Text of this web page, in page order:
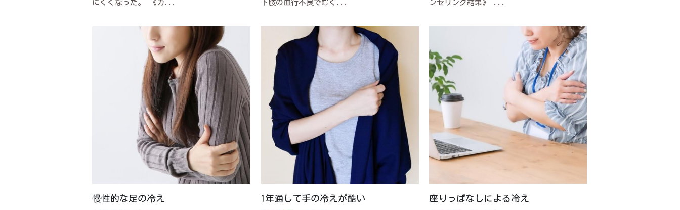
にくくなった。 《カ...
下肢の血行不良でむく...
ンセリング結果》 ...
慢性的な足の冷え
1年通して手の冷えが酷い
座りっぱなしによる冷え